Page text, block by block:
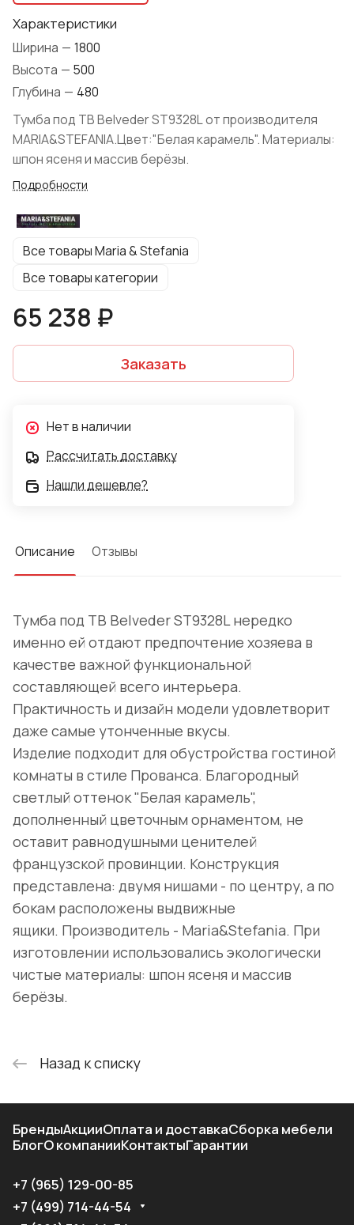
Характеристики
Ширина — 1800
Высота — 500
Глубина — 480
Тумба под TВ Belveder ST9328L от производителя
MARIA&STEFANIA.Цвет:"Белая карамель". Материалы:
шпон ясеня и массив берёзы.
Подробности
Все товары Maria & Stefania
Все товары категории
65 238 ₽
Заказать
Нет в наличии
Рассчитать доставку
Нашли дешевле?
Описание Отзывы
Тумба под TВ Belveder ST9328L нередко
именно ей отдают предпочтение хозяева в
качестве важной функциональной
составляющей всего интерьера.
Практичность и дизайн модели удовлетворит
даже самые утонченные вкусы.
Изделие подходит для обустройства гостиной
комнаты в стиле Прованса. Благородный
светлый оттенок "Белая карамель",
дополненный цветочным орнаментом, не
оставит равнодушными ценителей
французской провинции. Конструкция
представлена: двумя нишами - по центру, а по
бокам расположены выдвижные
ящики. Производитель - Maria&Stefania. При
изготовлении использовались экологически
чистые материалы: шпон ясеня и массив
берёзы.
Назад к списку
БрендыАкцииОплата и доставкаСборка мебели
БлогО компанииКонтактыГарантии
+7 (965) 129-00-85
+7 (499) 714-44-54